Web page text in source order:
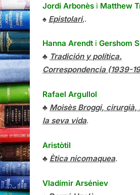
Jordi Arbonès i Matthew
♠ Epistolari,.
Hanna Arendt i Gershom
♣ Tradición y política.
Correspondencia (1939-
Rafael Argullol
♣ Moisès Broggi, cirurgià,
la seva vida.
Aristòtil
♣ Ètica nicomaquea.
Vladímir Arséniev